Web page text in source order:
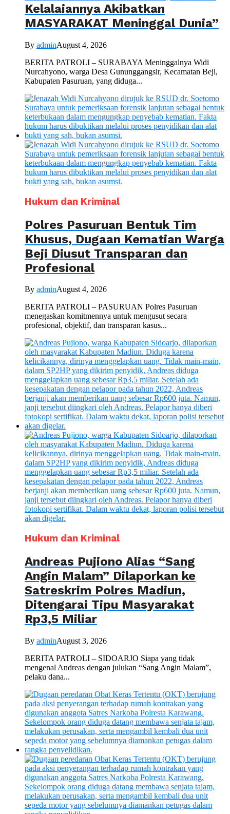
Kelalaiannya Akibatkan
MASYARAKAT Meninggal Dunia”
By adminAugust 4, 2026
BERITA PATROLI – SURABAYA Meninggalnya Widi
Nurcahyono, warga Desa Gununggangsir, Kecamatan Beji,
Kabupaten Pasuruan, yang diduga...
Hukum dan Kriminal
Polres Pasuruan Bentuk Tim
Khusus, Dugaan Kematian Warga
Beji Diusut Transparan dan
Profesional
By adminAugust 4, 2026
BERITA PATROLI – PASURUAN Polres Pasuruan
menegaskan komitmennya untuk mengusut secara
profesional, objektif, dan transparan kasus...
Hukum dan Kriminal
Andreas Pujiono Alias “Sang
Angin Malam” Dilaporkan ke
Satreskrim Polres Madiun,
Ditengarai Tipu Masyarakat
Rp3,5 Miliar
By adminAugust 3, 2026
BERITA PATROLI – SIDOARJO Siapa yang tidak
mengenal Andreas dengan julukan “Sang Angin Malam”,
pelaku dana...